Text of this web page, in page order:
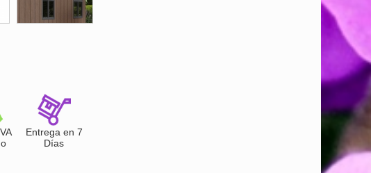
Entrega en 7
Días